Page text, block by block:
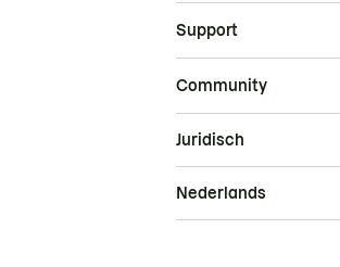
Support
Community
Juridisch
Nederlands